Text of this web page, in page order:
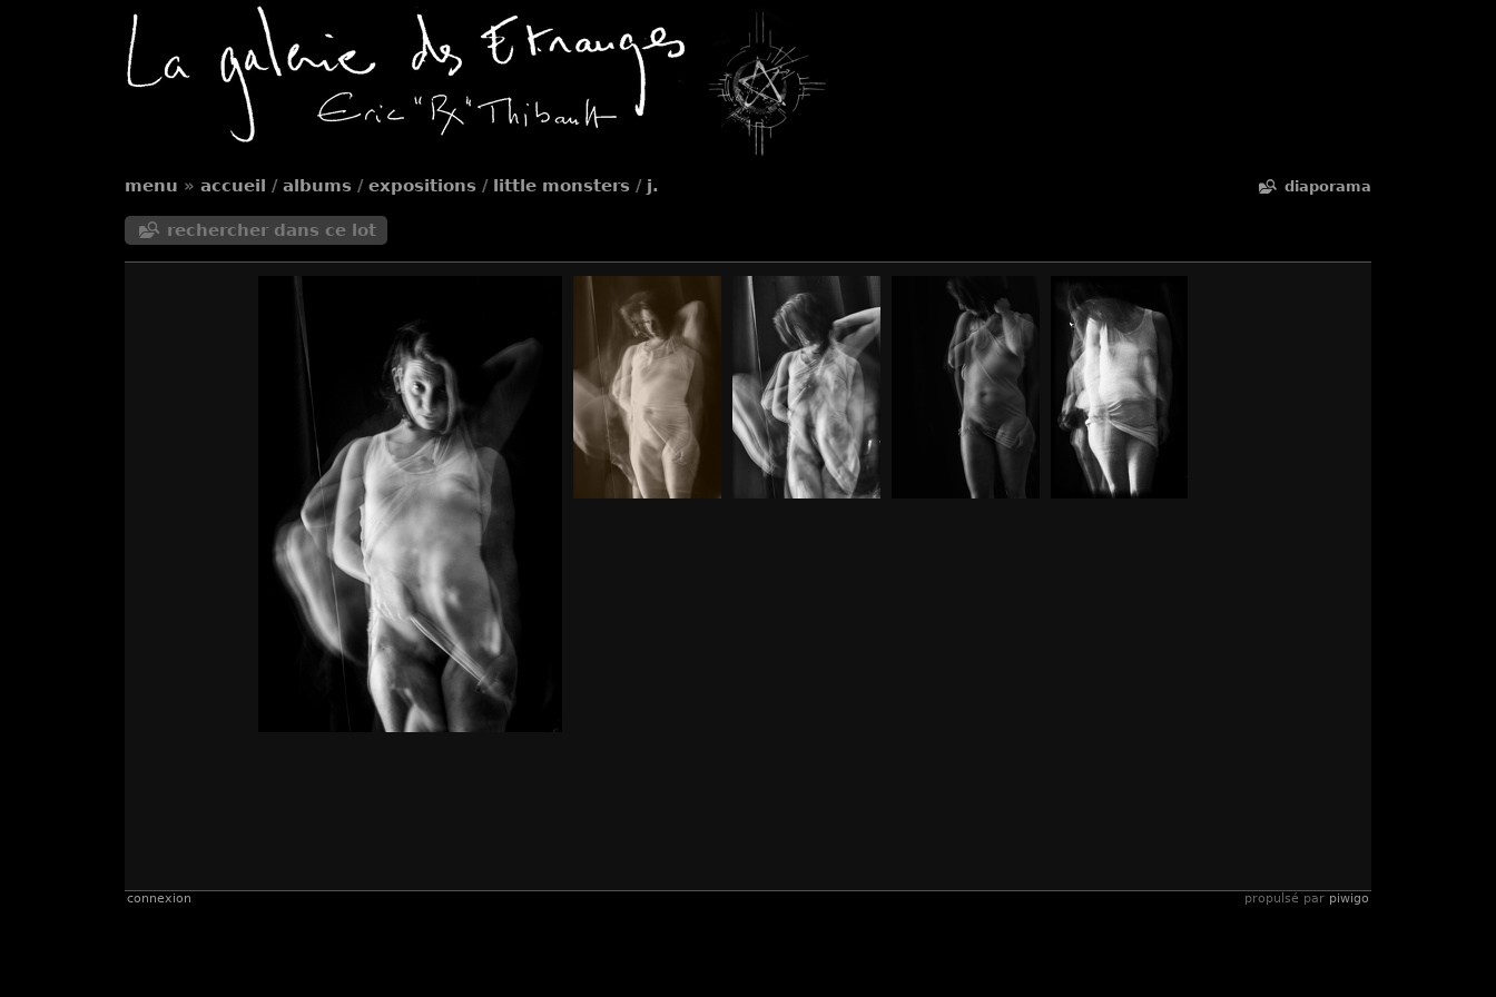
menu » accueil / albums / expositions / little monsters / j. diaporama
rechercher dans ce lot
connexion propulsé par piwigo